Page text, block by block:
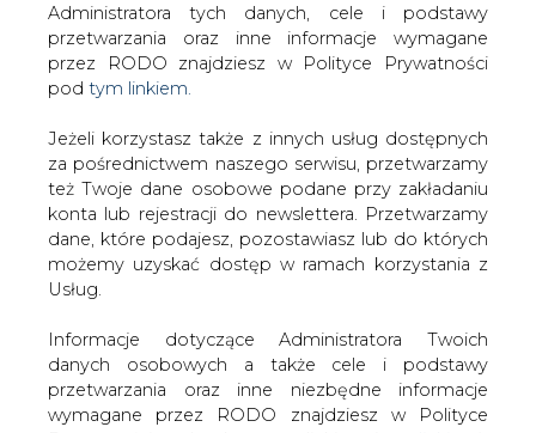
Jeżeli korzystasz także z innych usług dostępnych
za pośrednictwem naszego serwisu, przetwarzamy
też Twoje dane osobowe podane przy zakładaniu
dane, które podajesz, pozostawiasz lub do których
możemy uzyskać dostęp w ramach korzystania z
Usług.
Informacje dotyczące Administratora Twoich
danych osobowych a także cele i podstawy
przetwarzania oraz inne niezbędne informacje
Prywatności pod wskazanym linkiem (tym linkiem).
Dane zbierane na potrzeby różnych usług mogą
być przetwarzane w różnych celach, na różnych
podstawach.
Strona główna / CIRE TV / Warszawa zyska
nowoczesną spalarnię
Redakcja CIRE.PL
drukuj
skomentuj
udostępnij:
spalarnię